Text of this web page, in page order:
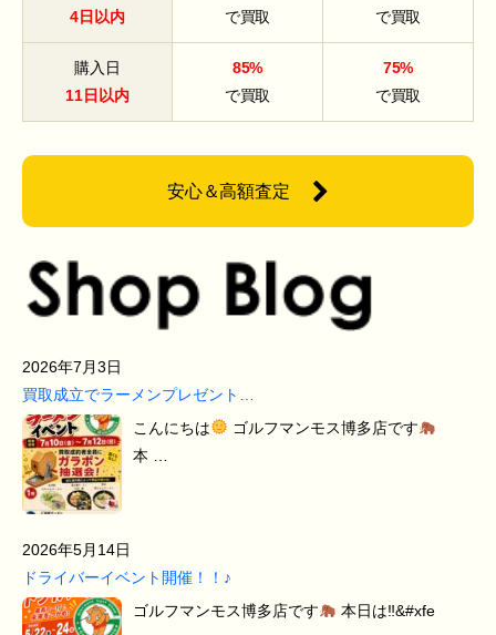
4日以内
で買取
で買取
購入日
11日以内
85%
で買取
75%
で買取
安心＆高額査定
2026年7月3日
買取成立でラーメンプレゼント…
こんにちは
ゴルフマンモス博多店です
本 …
2026年5月14日
ドライバーイベント開催！！♪
ゴルフマンモス博多店です
本日は‼&#xfe